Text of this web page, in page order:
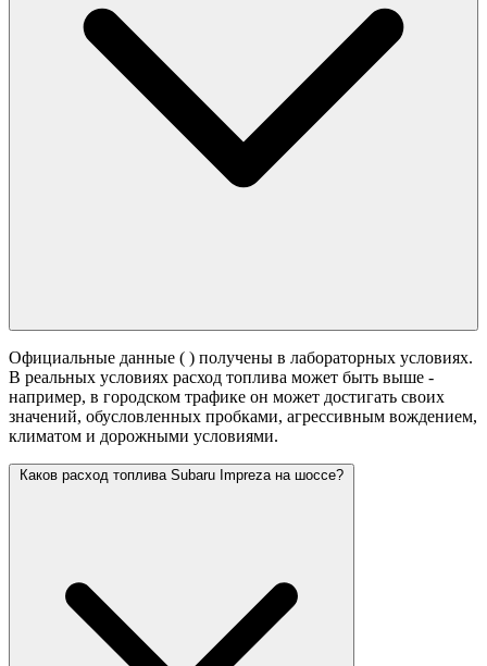
Официальные данные ( ) получены в лабораторных условиях.
В реальных условиях расход топлива может быть выше -
например, в городском трафике он может достигать своих
значений, обусловленных пробками, агрессивным вождением,
климатом и дорожными условиями.
Каков расход топлива Subaru Impreza на шоссе?